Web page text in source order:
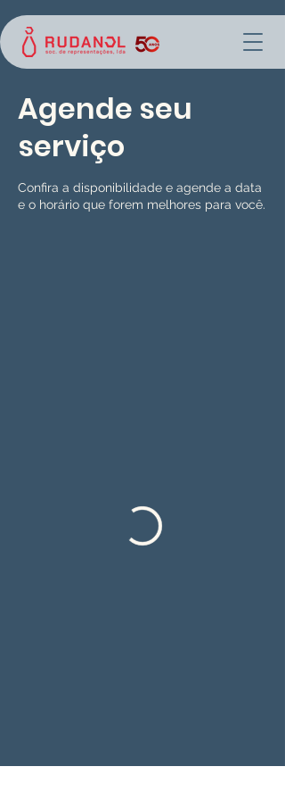
Agende seu
serviço
Confira a disponibilidade e agende a data
e o horário que forem melhores para você.